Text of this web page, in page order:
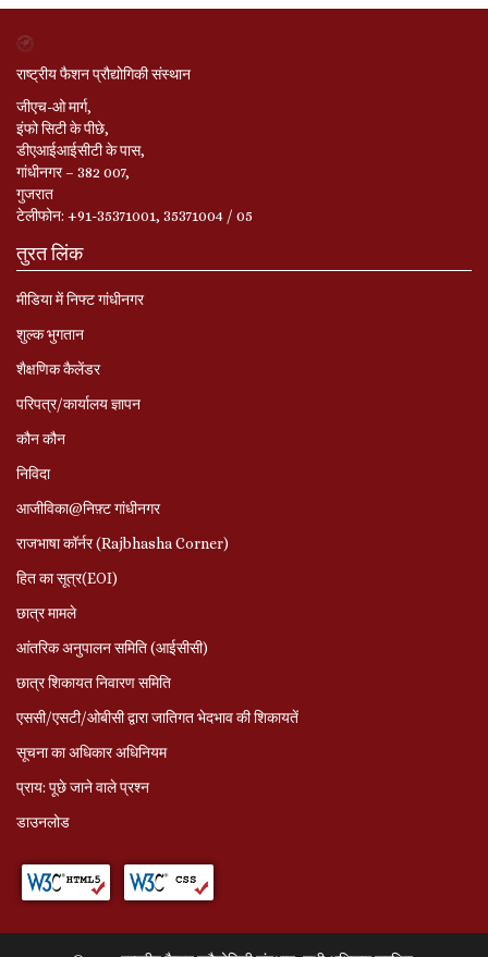
राष्ट्रीय फैशन प्रौद्योगिकी संस्थान
जीएच-ओ मार्ग,
इंफो सिटी के पीछे,
डीएआईआईसीटी के पास,
गांधीनगर – 382 007,
गुजरात
टेलीफोन: +91-35371001, 35371004 / 05
तुरत लिंक
मीडिया में निफ्ट गांधीनगर
शुल्क भुगतान
शैक्षणिक कैलेंडर
परिपत्र/कार्यालय ज्ञापन
कौन कौन
निविदा
आजीविका@निफ़्ट गांधीनगर
राजभाषा कॉर्नर (Rajbhasha Corner)
हित का सूत्र(EOI)
छात्र मामले
आंतरिक अनुपालन समिति (आईसीसी)
छात्र शिकायत निवारण समिति
एससी/एसटी/ओबीसी द्वारा जातिगत भेदभाव की शिकायतें
सूचना का अधिकार अधिनियम
प्राय: पूछे जाने वाले प्रश्‍न
डाउनलोड